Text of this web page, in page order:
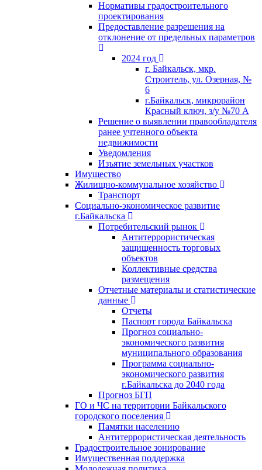
Нормативы градостроительного
проектирования
Предоставление разрешения на
отклонение от предельных параметров
2024 год
г. Байкальск, мкр.
Строитель, ул. Озерная, №
6
г.Байкальск, микрорайон
Красный ключ, з/у №70 А
Решение о выявлении правообладателя
ранее учтенного объекта
недвижимости
Уведомления
Изъятие земельных участков
Имущество
Жилищно-коммунальное хозяйство
Транспорт
Социально-экономическое развитие
г.Байкальска
Потребительский рынок
Антитеррористическая
защищенность торговых
объектов
Коллективные средства
размещения
Отчетные материалы и статистические
данные
Отчеты
Паспорт города Байкальска
Прогноз социально-
экономического развития
муниципального образования
Программа социально-
экономического развития
г.Байкальска до 2040 года
Прогноз БГП
ГО и ЧС на территории Байкальского
городского поселения
Памятки населению
Антитеррористическая деятельность
Градостроительное зонирование
Имущественная поддержка